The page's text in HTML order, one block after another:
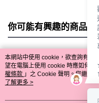
你可能有興趣的商品
熱門標籤
本網站中使用 cookie，欲查詢有關
望在電腦上使用 cookie 時應如何變
權條款 」之 Cookie 聲明。您繼續
用條款之 Cookie 聲明使用 cookie。
了解更多 >